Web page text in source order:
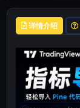
详情介绍